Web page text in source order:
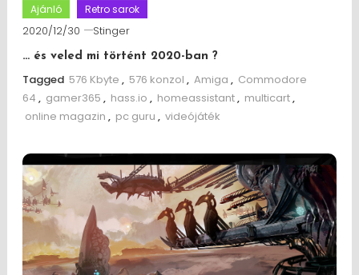
Ajánló Retro sarok
2020/12/30 Stinger
… és veled mi történt 2020-ban ?
Tagged 576 Kbyte , 576 konzol , Amiga , Commodore
64 , gamer365 , hass.io , homeassistant, multicart,
online magazin , pc guru , videójáték